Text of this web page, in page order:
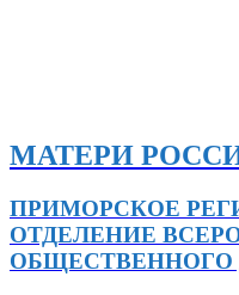
МАТЕРИ
ПРИМОРСКОЕ
ОТДЕЛЕНИЕ